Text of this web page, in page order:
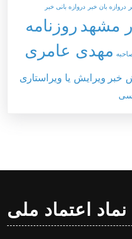
دروازه بان خبر دروازه بانی خبر
مشهد روزنامه
مهدی عامری
خبر ویرایش یا ویراستاری
نماد اعتماد ملی